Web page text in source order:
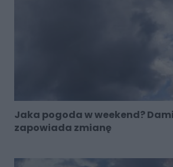
Jaka pogoda w weekend?
zapowiada zmianę